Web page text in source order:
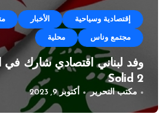
إقتصادية وسياحية الأخبار
مجتمع وناس محلية
وفد لبناني اقتصادي شارك في
Solid 2
مكتب التحرير أكتوبر 9, 2023